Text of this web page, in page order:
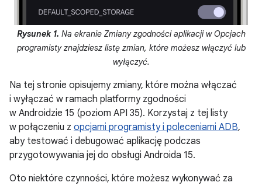
Rysunek 1. Na ekranie Zmiany zgodności aplikacji w Opcjach
programisty znajdziesz listę zmian, które możesz włączyć lub
wyłączyć.
Na tej stronie opisujemy zmiany, które można włączać
i wyłączać w ramach platformy zgodności
w Androidzie 15 (poziom API 35). Korzystaj z tej listy
w połączeniu z opcjami programisty i poleceniami ADB,
aby testować i debugować aplikację podczas
przygotowywania jej do obsługi Androida 15.
Oto niektóre czynności, które możesz wykonywać za